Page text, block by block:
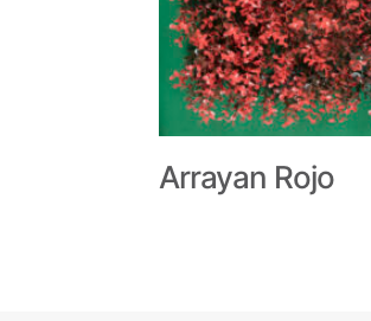
Arrayan Rojo